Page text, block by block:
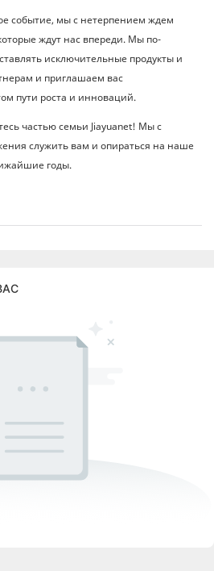
событие, мы с нетерпением ждем
ждут нас впереди. Мы по-
исключительные продукты и
и приглашаем вас
пути роста и инноваций.
частью семьи Jiayuanet! Мы с
служить вам и опираться на наше
годы.